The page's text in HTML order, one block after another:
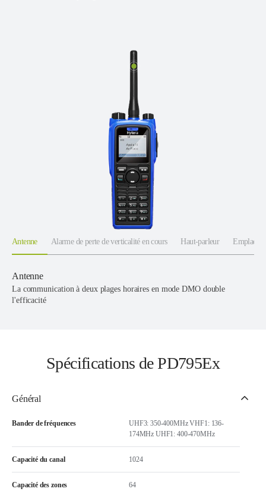
Antenne Alarme de perte de verticalité en cours Haut-parleur
Antenne
La communication à deux plages horaires en mode DMO double
l'efficacité
Spécifications de PD795Ex
Général
Bander de fréquences
UHF3: 350-400MHz VHF1: 136-
174MHz UHF1: 400-470MHz
Capacité du canal 1024
Capacité des zones 64